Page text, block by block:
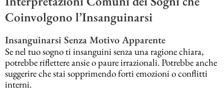
Coinvolgono l’Insanguinarsi
Insanguinarsi Senza Motivo Apparente
Se nel tuo sogno ti insanguini senza una ragione chiara,
potrebbe riflettere ansie o paure irrazionali. Potrebbe anche
suggerire che stai sopprimendo forti emozioni o conflitti
interni.